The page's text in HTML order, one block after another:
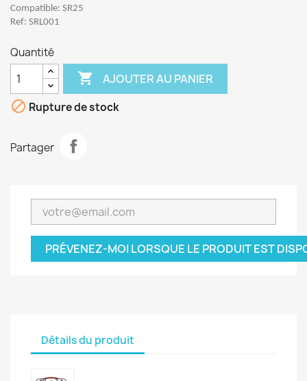
Compatible: SR25
Ref: SRL001
Quantité
 AJOUTER AU PANIER
 Rupture de stock
Partager
PRÉVENEZ-MOI LORSQUE LE PRODUIT EST
Détails du produit